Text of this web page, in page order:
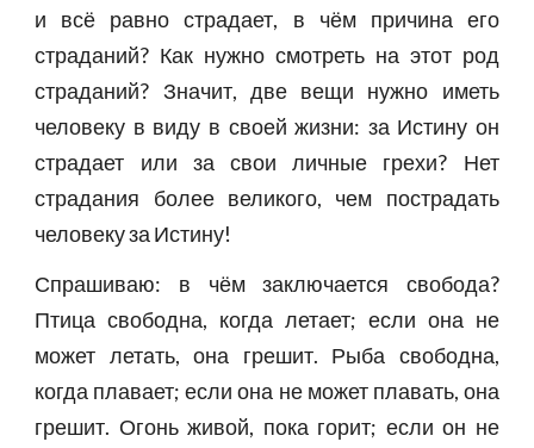
и всё равно страдает, в чём причина его
страданий? Как нужно смотреть на этот род
страданий? Значит, две вещи нужно иметь
человеку в виду в своей жизни: за Истину он
страдает или за свои личные грехи? Нет
страдания более великого, чем пострадать
человеку за Истину!
Спрашиваю: в чём заключается свобода?
Птица свободна, когда летает; если она не
может летать, она грешит. Рыба свободна,
когда плавает; если она не может плавать, она
грешит. Огонь живой, пока горит; если он не